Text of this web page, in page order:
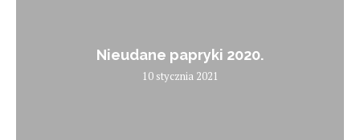
Nieudane papryki 2020.
10 stycznia 2021